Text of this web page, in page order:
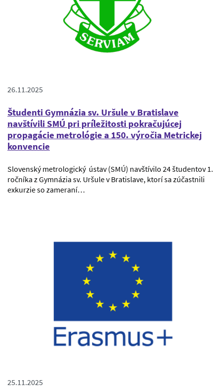
26.11.2025
Študenti Gymnázia sv. Uršule v Bratislave
navštívili SMÚ pri príležitosti pokračujúcej
propagácie metrológie a 150. výročia Metrickej
konvencie
Slovenský metrologický ústav (SMÚ) navštívilo 24 študentov 1.
ročníka z Gymnázia sv. Uršule v Bratislave, ktorí sa zúčastnili
exkurzie so zameraní…
25.11.2025